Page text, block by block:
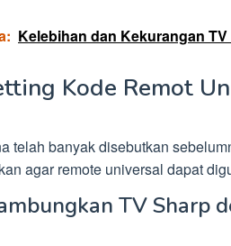
Kelebihan dan Kekurangan
Kode Remot
telah banyak disebutkan
agar remote universal dapat
TV Sharp